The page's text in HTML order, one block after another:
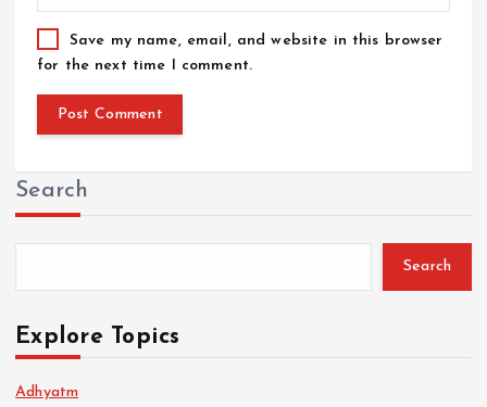
Save my name, email, and website in this browser
for the next time I comment.
Search
Search
Explore Topics
Adhyatm